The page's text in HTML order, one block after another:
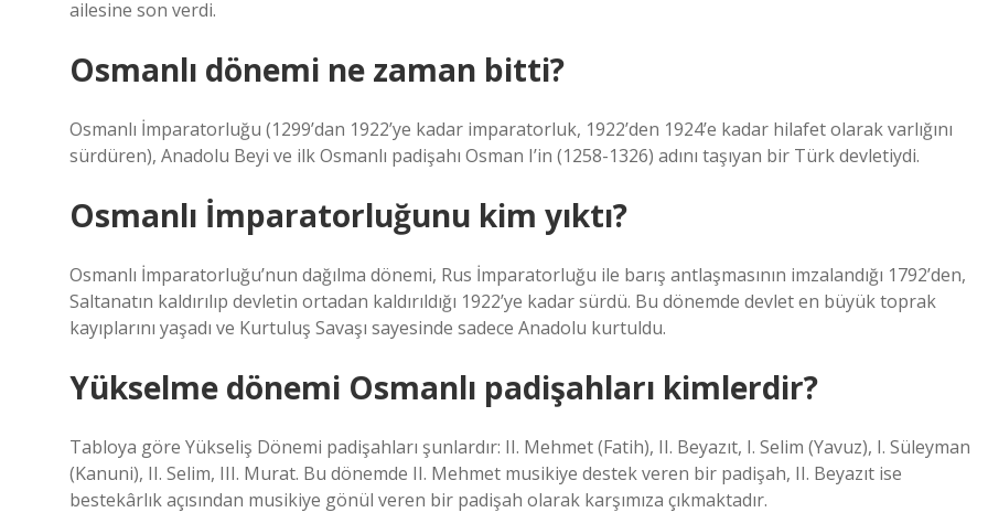
ailesine son verdi.
Osmanlı dönemi ne zaman bitti?
Osmanlı İmparatorluğu (1299’dan 1922’ye kadar imparatorluk, 1922’den 1924’e kadar hilafet olarak varlığını
sürdüren), Anadolu Beyi ve ilk Osmanlı padişahı Osman I’in (1258-1326) adını taşıyan bir Türk devletiydi.
Osmanlı İmparatorluğunu kim yıktı?
Osmanlı İmparatorluğu’nun dağılma dönemi, Rus İmparatorluğu ile barış antlaşmasının imzalandığı 1792’den,
Saltanatın kaldırılıp devletin ortadan kaldırıldığı 1922’ye kadar sürdü. Bu dönemde devlet en büyük toprak
kayıplarını yaşadı ve Kurtuluş Savaşı sayesinde sadece Anadolu kurtuldu.
Yükselme dönemi Osmanlı padişahları kimlerdir?
Tabloya göre Yükseliş Dönemi padişahları şunlardır: II. Mehmet (Fatih), II. Beyazıt, I. Selim (Yavuz), I. Süleyman
(Kanuni), II. Selim, III. Murat. Bu dönemde II. Mehmet musikiye destek veren bir padişah, II. Beyazıt ise
bestekârlık açısından musikiye gönül veren bir padişah olarak karşımıza çıkmaktadır.